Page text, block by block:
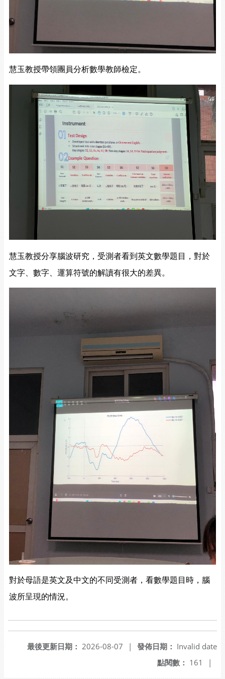
慧玉教授帶領團員分析數學教師檢定。
慧玉教授分享腦波研究，受測者看到英文數學題目，對於
文字、數字、運算符號的解讀有很大的差異。
對於母語是英文及中文的不同受測者，看數學題目時，腦
波所呈現的情況。
發佈日期： Invalid date
最後更新日期： 2026-08-07
|
點閱數： 161 |